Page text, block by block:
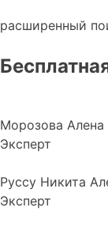
расширенный
Морозова
Эксперт
Руссу Никита
Эксперт